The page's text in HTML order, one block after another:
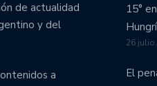
de actualidad
y del
a
15°
26
El